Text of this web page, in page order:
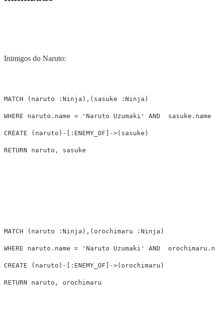
Inimigos do Naruto:
MATCH ( naruto :Ninja ),( sasuke :Ninja )
WHERE naruto.name = 'Naruto Uzumaki' AND sasuke.name
CREATE ( naruto ) - [ :ENEMY_OF ] ->( sasuke )
RETURN naruto , sasuke
MATCH ( naruto :Ninja ),( orochimaru :Ninja )
WHERE naruto.name = 'Naruto Uzumaki' AND
CREATE ( naruto ) - [ :ENEMY_OF ] ->( orochimaru )
RETURN naruto , orochimaru